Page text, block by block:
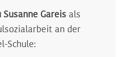
Susanne Gareis als
an der
Schule: